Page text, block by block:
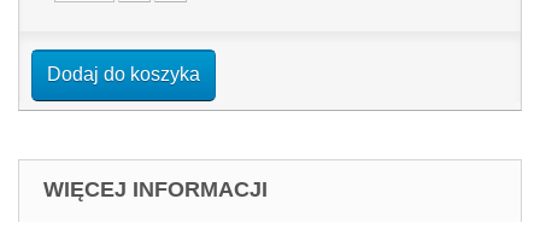
Dodaj do koszyka
WIĘCEJ INFORMACJI